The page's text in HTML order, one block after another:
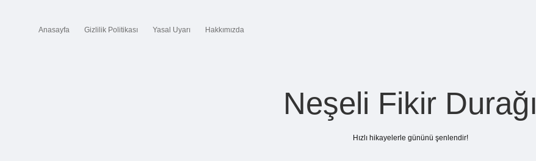
Anasayfa Gizlilik Politikası Yasal Uyarı Hakkımızda
Neşeli Fikir Durağı
Hızlı hikayelerle gününü şenlendir!